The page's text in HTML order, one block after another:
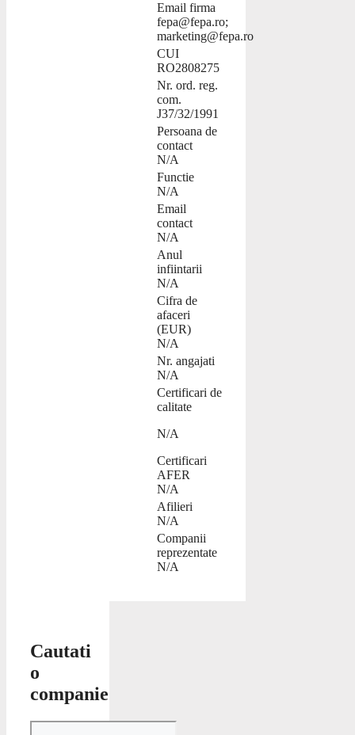
Email firma
fepa@fepa.ro;
marketing@fepa.ro
CUI
RO2808275
Nr. ord. reg.
com.
J37/32/1991
Persoana de
contact
N/A
Functie
N/A
Email
contact
N/A
Anul
infiintarii
N/A
Cifra de
afaceri
(EUR)
N/A
Nr. angajati
N/A
Certificari de
calitate
N/A
Certificari
AFER
N/A
Afilieri
N/A
Companii
reprezentate
N/A
Cautati
o
companie